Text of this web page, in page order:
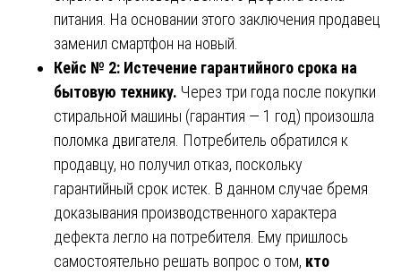
питания. На основании этого заключения продавец
заменил смартфон на новый.
Кейс № 2: Истечение гарантийного срока на
бытовую технику. Через три года после покупки
стиральной машины (гарантия — 1 год) произошла
поломка двигателя. Потребитель обратился к
продавцу, но получил отказ, поскольку
гарантийный срок истек. В данном случае бремя
доказывания производственного характера
дефекта легло на потребителя. Ему пришлось
самостоятельно решать вопрос о том, кто